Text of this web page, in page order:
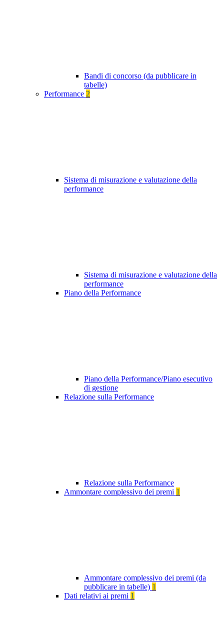
Bandi di concorso (da pubblicare in
tabelle)
Performance 2
Sistema di misurazione e valutazione della
performance
Sistema di misurazione e valutazione della
performance
Piano della Performance
Piano della Performance/Piano esecutivo
di gestione
Relazione sulla Performance
Relazione sulla Performance
Ammontare complessivo dei premi 1
Ammontare complessivo dei premi (da
pubblicare in tabelle) 1
Dati relativi ai premi 1